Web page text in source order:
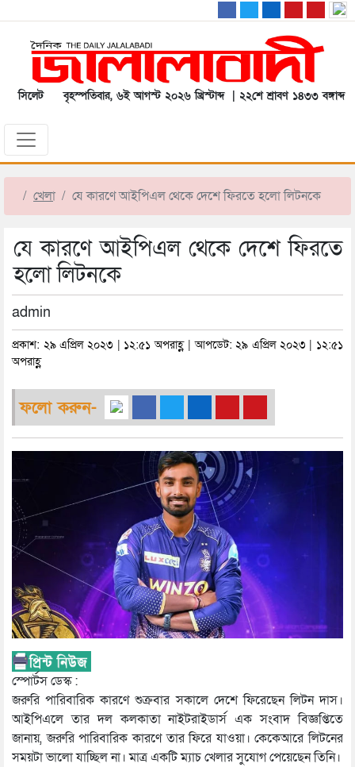
সিলেট বৃহস্পতিবার, ৬ই আগস্ট ২০২৬ খ্রিস্টাব্দ | ২২শে শ্রাবণ ১৪৩৩ বঙ্গাব্দ
খেলা যে কারণে আইপিএল থেকে দেশে ফিরতে হলো লিটনকে
যে কারণে আইপিএল থেকে দেশে ফিরতে
হলো লিটনকে
admin
প্রকাশ: ২৯ এপ্রিল ২০২৩ | ১২:৫১ অপরাহ্ণ | আপডেট: ২৯ এপ্রিল ২০২৩ | ১২:৫১
অপরাহ্ণ
ফলো করুন-
স্পোর্টস ডেস্ক :
জরুরি পারিবারিক কারণে শুক্রবার সকালে দেশে ফিরেছেন লিটন দাস।
আইপিএলে তার দল কলকাতা নাইটরাইডার্স এক সংবাদ বিজ্ঞপ্তিতে
জানায়, জরুরি পারিবারিক কারণে তার ফিরে যাওয়া। কেকেআরে লিটনের
সময়টা ভালো যাচ্ছিল না। মাত্র একটি ম্যাচ খেলার সুযোগ পেয়েছেন তিনি।